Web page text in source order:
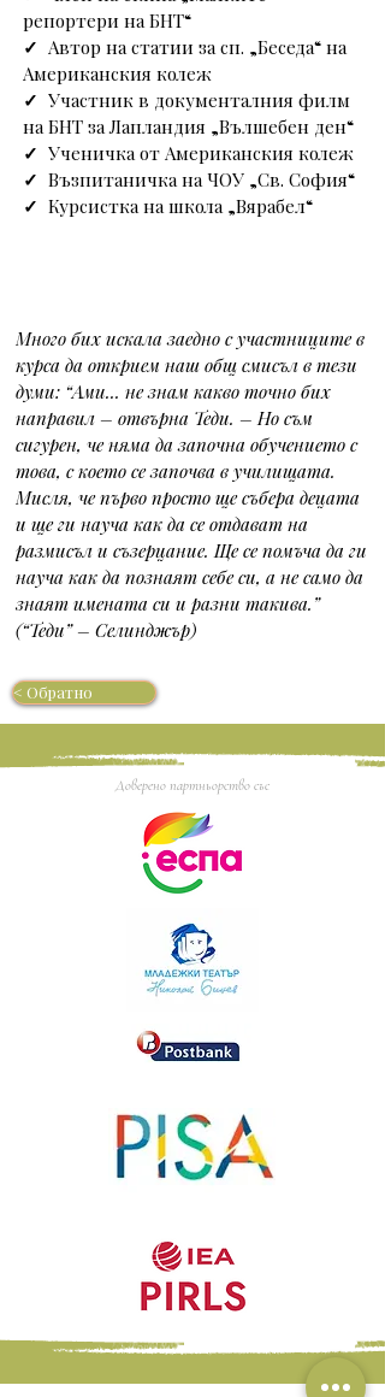
репортери на БНТ“
✓
  Автор на статии за сп. „Беседа“ на
Американския колеж
✓
  Участник в документалния филм
на БНТ за Лапландия „Вълшебен ден“
✓
  Ученичка от Американския колеж
✓
  Възпитаничка на ЧОУ „Св. София“
✓
  Курсистка на школа „Вярабел“
Много бих искала заедно с участниците в
курса да открием наш общ смисъл в тези
думи: “Ами... не знам какво точно бих
направил – отвърна Теди. – Но съм
сигурен, че няма да започна обучението с
това, с което се започва в училищата.
Мисля, че първо просто ще събера децата
и ще ги науча как да се отдават на
размисъл и съзерцание. Ще се помъча да ги
науча как да познаят себе си, а не само да
знаят имената си и разни такива.”
(“Теди” – Селинджър)
< Обратно
Доверено партньорство със